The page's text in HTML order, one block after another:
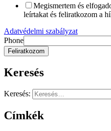
Megismertem és
leírtakat és feliratkozom a
Adatvédelmi szabályzat
Phone
Feliratkozom
Keresés
Keresés:
Címkék